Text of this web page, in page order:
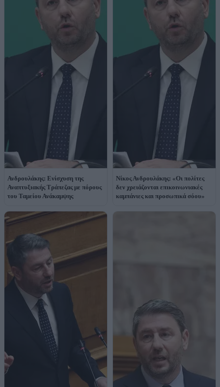
Ανδρουλάκης: Ενίσχυση της
Αναπτυξιακής Τράπεζας με πόρους
του Ταμείου Ανάκαμψης
Νίκος Ανδρουλάκης: «Οι πολίτες
δεν χρειάζονται επικοινωνιακές
καμπάνιες και προσωπικά σόου»